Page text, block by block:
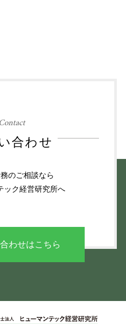
Contact
合わせ
のご相談なら
ック経営研究所へ
わせはこちら